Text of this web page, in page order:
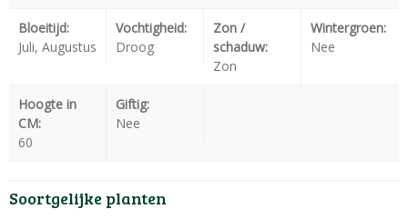
Bloeitijd:
Juli, Augustus
Vochtigheid:
Droog
Zon /
schaduw:
Zon
Wintergroen:
Nee
Hoogte in
CM:
60
Giftig:
Nee
Soortgelijke planten